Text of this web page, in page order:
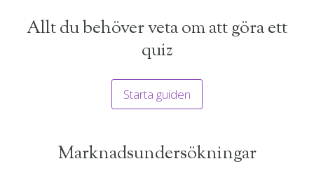
Allt du behöver veta om att göra ett
quiz
Starta guiden
Marknadsundersökningar